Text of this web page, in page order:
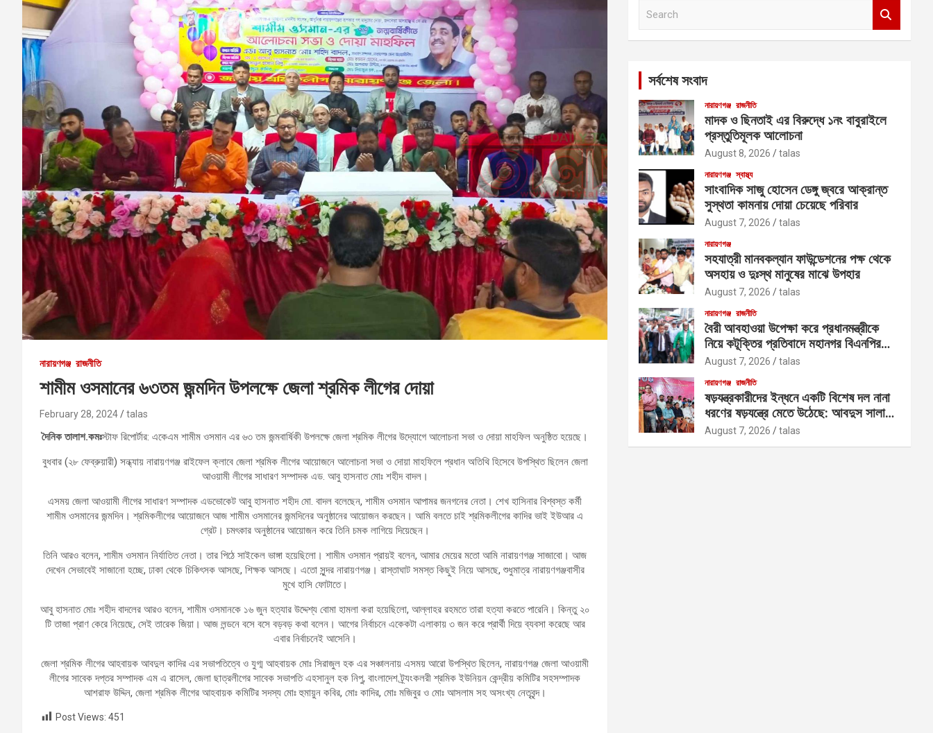
নারায়ণগঞ্জ রাজনীতি
শামীম ওসমানের ৬৩তম জন্মদিন উপলক্ষে জেলা শ্রমিক লীগের দোয়া
February 28, 2024 talas
দৈনিক তালাশ.কমঃস্টাফ রিপোর্টার: একেএম শামীম ওসমান এর ৬৩ তম জন্মবার্ষিকী উপলক্ষে জেলা শ্রমিক লীগের উদ্যোগে আলোচনা সভা ও দোয়া মাহফিল অনুষ্ঠিত হয়েছে।
বুধবার (২৮ ফেব্রুয়ারী) সন্ধ্যায় নারায়ণগঞ্জ রাইফেল ক্লাবে জেলা শ্রমিক লীগের আয়োজনে আলোচনা সভা ও দোয়া মাহফিলে প্রধান অতিথি হিসেবে উপস্থিত ছিলেন জেলা
আওয়ামী লীগের সাধারণ সম্পাদক এড. আবু হাসনাত মোঃ শহীদ বাদল।
এসময় জেলা আওয়ামী লীগের সাধারণ সম্পাদক এডভোকেট আবু হাসনাত শহীদ মো. বাদল বলেছেন, শামীম ওসমান আপামর জনগনের নেতা। শেখ হাসিনার বিশ্বস্ত কর্মী
শামীম ওসমানের জন্মদিন। শ্রমিকলীগের আয়োজনে আজ শামীম ওসমানের জন্মদিনের অনুষ্ঠানের আয়োজন করছেন। আমি বলতে চাই শ্রমিকলীগের কাদির ভাই ইউআর এ
গ্রেট। চমৎকার অনুষ্ঠানের আয়োজন করে তিনি চমক লাগিয়ে দিয়েছেন।
তিনি আরও বলেন, শামীম ওসমান নির্যাতিত নেতা। তার পিঠে সাইকেল ভাঙ্গা হয়েছিলো। শামীম ওসমান প্রায়ই বলেন, আমার মেয়ের মতো আমি নারায়ণগঞ্জ সাজাবো। আজ
দেখেন সেভাবেই সাজানো হচ্ছে, ঢাকা থেকে চিকিৎসক আসছে, শিক্ষক আসছে। এতো সুন্দর নারায়ণগঞ্জ। রাস্তাঘাট সমস্ত কিছুই নিয়ে আসছে, শুধুমাত্র নারায়ণগঞ্জবাসীর
মুখে হাসি ফোটাতে।
আবু হাসনাত মোঃ শহীদ বাদলের আরও বলেন, শামীম ওসমানকে ১৬ জুন হত্যার উদ্দেশ্য বোমা হামলা করা হয়েছিলো, আল্লাহর রহমতে তারা হত্যা করতে পারেনি। কিন্তু ২০
টি তাজা প্রাণ কেরে নিয়েছে, সেই তারেক জিয়া। আজ লন্ডনে বসে বসে বড়বড় কথা বলেন। আগের নির্বাচনে একেকটা এলাকায় ৩ জন করে প্রার্থী দিয়ে ব্যবসা করেছে আর
এবার নির্বাচনেই আসেনি।
জেলা শ্রমিক লীগের আহবায়ক আবদুল কাদির এর সভাপতিত্বে ও যুগ্ম আহবায়ক মোঃ সিরাজুল হক এর সঞ্চালনায় এসময় আরো উপস্থিত ছিলেন, নারায়ণগঞ্জ জেলা আওয়ামী
লীগের সাবেক দপ্তর সম্পাদক এম এ রাসেল, জেলা ছাত্রলীগের সাবেক সভাপতি এহসানুল হক নিপু, বাংলাদেশ ট্র্যংকলরী শ্রমিক ইউনিয়ন কেন্দ্রীয় কমিটির সহসম্পাদক
আশরাফ উদ্দিন, জেলা শ্রমিক লীগের আহবায়ক কমিটির সদস্য মোঃ হুমায়ুন কবির, মোঃ কাদির, মোঃ মজিবুর ও মোঃ আসলাম সহ অসংখ্য নেতৃবৃন্দ।
Post Views: 451
সর্বশেষ সংবাদ
নারায়ণগঞ্জ রাজনীতি
মাদক ও ছিনতাই এর বিরুদ্ধে ১নং বাবুরাইলে
প্রস্তুতিমূলক আলোচনা
August 8, 2026 talas
নারায়ণগঞ্জ স্বাস্থ্য
সাংবাদিক সাজু হোসেন ডেঙ্গু জ্বরে আক্রান্ত
সুস্থতা কামনায় দোয়া চেয়েছে পরিবার
August 7, 2026 talas
নারায়ণগঞ্জ
সহযাত্রী মানবকল্যান ফাউন্ডেশনের পক্ষ থেকে
অসহায় ও দুঃস্থ মানুষের মাঝে উপহার
August 7, 2026 talas
নারায়ণগঞ্জ রাজনীতি
বৈরী আবহাওয়া উপেক্ষা করে প্রধানমন্ত্রীকে
নিয়ে কটূক্তির প্রতিবাদে মহানগর বিএনপির
বিক্ষোভ
August 7, 2026 talas
নারায়ণগঞ্জ রাজনীতি
ষড়যন্ত্রকারীদের ইন্ধনে একটি বিশেষ দল নানা
ধরণের ষড়যন্ত্রে মেতে উঠেছে: আবদুস সালাম
আজাদ
August 7, 2026 talas